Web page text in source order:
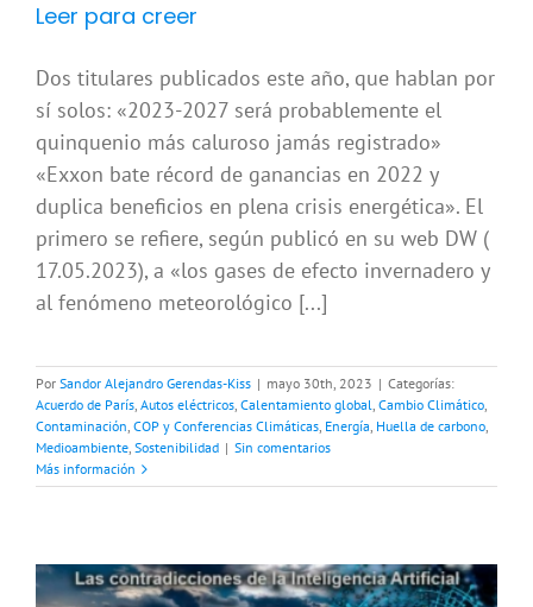
Leer para creer
Dos titulares publicados este año, que hablan por
sí solos: «2023-2027 será probablemente el
quinquenio más caluroso jamás registrado»
«Exxon bate récord de ganancias en 2022 y
duplica beneficios en plena crisis energética». El
primero se refiere, según publicó en su web DW (
17.05.2023), a «los gases de efecto invernadero y
al fenómeno meteorológico [...]
Por Sandor Alejandro Gerendas-Kiss | mayo 30th, 2023 | Categorías:
Acuerdo de París, Autos eléctricos, Calentamiento global, Cambio Climático,
Contaminación, COP y Conferencias Climáticas, Energía, Huella de carbono,
Medioambiente, Sostenibilidad | Sin comentarios
Más información